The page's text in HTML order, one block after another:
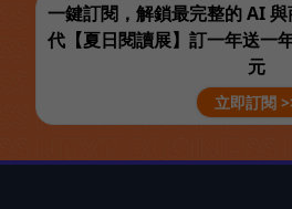
一鍵訂閱，解鎖最完整的 AI
代【夏日閱讀展】訂一年送一
元
立即訂閱